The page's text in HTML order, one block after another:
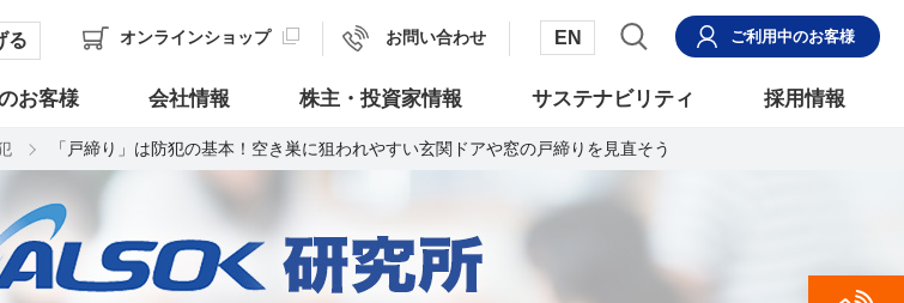
る オンラインショップ お問い合わせ EN ご利用中のお客様
お客様 会社情報 株主・投資家情報 サステナビリティ 採用情報
「戸締り」は防犯の基本！空き巣に狙われやすい玄関ドアや窓の戸締りを見直そう